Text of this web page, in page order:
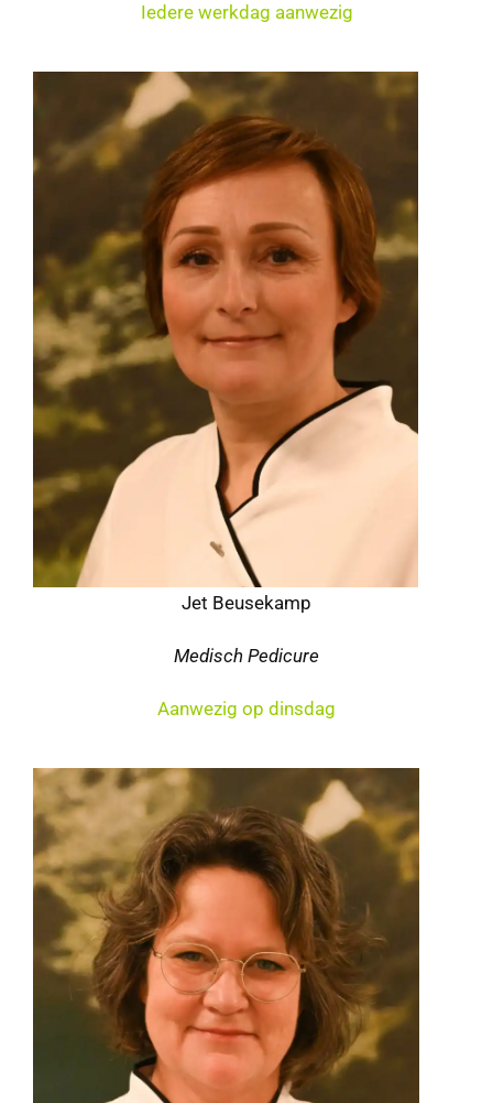
Iedere werkdag aanwezig
Jet Beusekamp
Medisch Pedicure
Aanwezig op dinsdag